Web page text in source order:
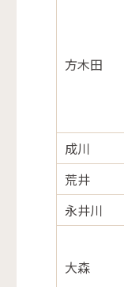
方木田
成川
荒井
永井川
大森